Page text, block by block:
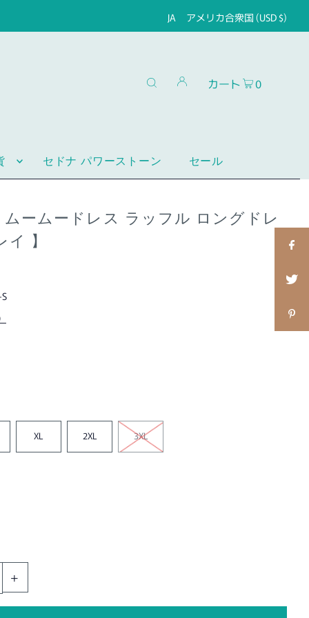
JA アメリカ合衆国 (USD $)
セドナ パワーストーン セール
カート 0
ームードレス ラッフル ロングドレ
】
XL 2XL 3XL
+